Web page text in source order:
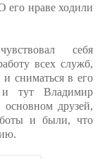
его нраве ходили
себя
всех служб,
и сниматься в его
тут Владимир
друзей,
и были, что